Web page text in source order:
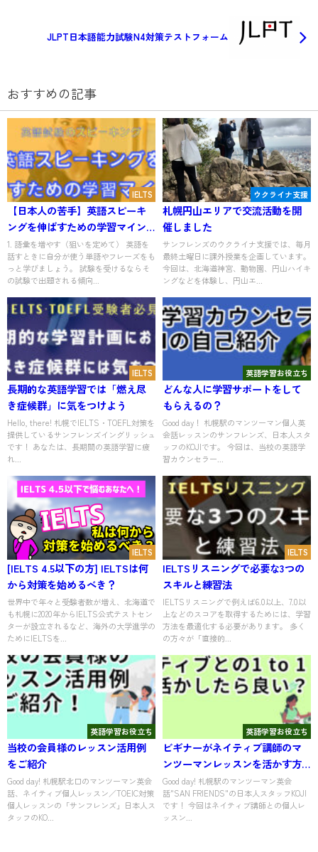
JLPT日本語能力試験N4対策テストフォーム
おすすめの記事
IELTS
【日本人の苦手】英語スピーキ
ングを伸ばすための学習マイン
ド
1. 語彙を増やす（狙いを定めて） 英語を
話すときに自分が使う単語やフレーズをも
っと学びましょう。 試験を受けるならそ
の試験で出題される傾向...
ウクライナ支援
札幌円山エリアで交流活動を開
催しました
サンフレンズのウクライナ支援では、毎月
最終土曜日に課外授業を企画しています。
今回は、北海道神宮、動物園、円山ハイキ
ングなどを体験し、円山エ...
IELTS
長期的な英語学習では「燃え尽
き症候群」に気をつけよう
Hello, there! 札幌でIELTS・TOEFL対策を
提供しているサンフレンズイングリッシュ
です！ あなたは、長期間の英語学習に疲
れ...
英語学習お役立ち
どんな人に学習サポートをして
もらえるの？
Good day！ 札幌駅のマンツーマン個人英
会話レッスンのサンフレンズ、日本人スタ
ッフのKOJIです。 今回は、当校の英語学
習カウンセラー...
IELTS
[IELTS 4.5以下の方] IELTSは何
から対策を始めるべき？
世界中で年々と受験者数が増え、北海道で
も札幌に2020年からIELTS公式テストセン
ターが設立されるなど、海外の大学進学の
ためにIELTSを...
IELTS
IELTSリスニングで必要な3つの
スキルと練習法
IELTSリスニングで例えば6.0以上、7.0以
上などのスコアを取得するためには、学習
方法を最適化する必要があります。 多く
の方々が「直接的...
英語学習お役立ち
当校の会員様のレッスン活用例
をご紹介
Good day! 札幌駅北口のマンツーマン英会
話、ネイティブ個人レッスン／TOEIC対策
個人レッスンの「サンフレンズ」日本人ス
タッフのKO...
英語学習お役立ち
ビギナーがネイティブ講師のマ
ンツーマンレッスンを活かす方
法
Good day! 札幌駅のマンツーマン英会
話"SAN FRIENDS"の日本人スタッフKOJI
です！ 今回はネイティブ講師との個人レ
ッスン...